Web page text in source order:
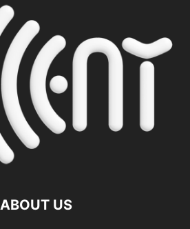
ABOUT US